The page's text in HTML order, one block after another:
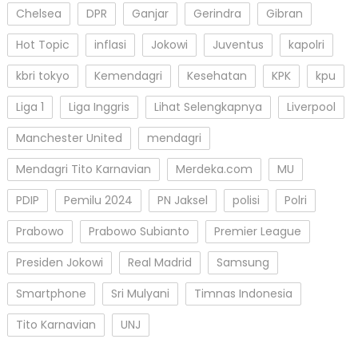
Chelsea
DPR Ganjar Gerindra
Gibran
Hot Topic
inflasi Jokowi Juventus
kapolri
kbri tokyo
Kemendagri Kesehatan KPK
kpu
Liga 1
Liga Inggris Lihat Selengkapnya
Liverpool
Manchester United
mendagri
Mendagri Tito Karnavian
Merdeka.com
MU
PDIP
Pemilu 2024 PN Jaksel polisi
Polri
Prabowo
Prabowo Subianto
Premier League
Presiden Jokowi
Real Madrid
Samsung
Smartphone
Sri Mulyani
Timnas Indonesia
Tito Karnavian
UNJ